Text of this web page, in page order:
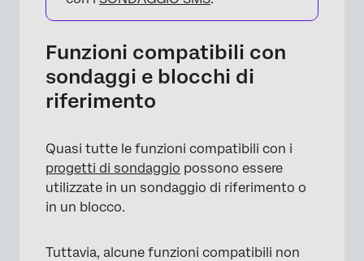
×
Funzioni compatibili con
sondaggi e blocchi di
riferimento
Quasi tutte le funzioni compatibili con i
progetti di sondaggio possono essere
utilizzate in un sondaggio di riferimento o
in un blocco.
Tuttavia, alcune funzioni compatibili non